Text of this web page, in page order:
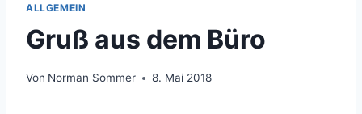
ALLGEMEIN
Gruß aus dem Büro
Von Norman Sommer 8. Mai 2018